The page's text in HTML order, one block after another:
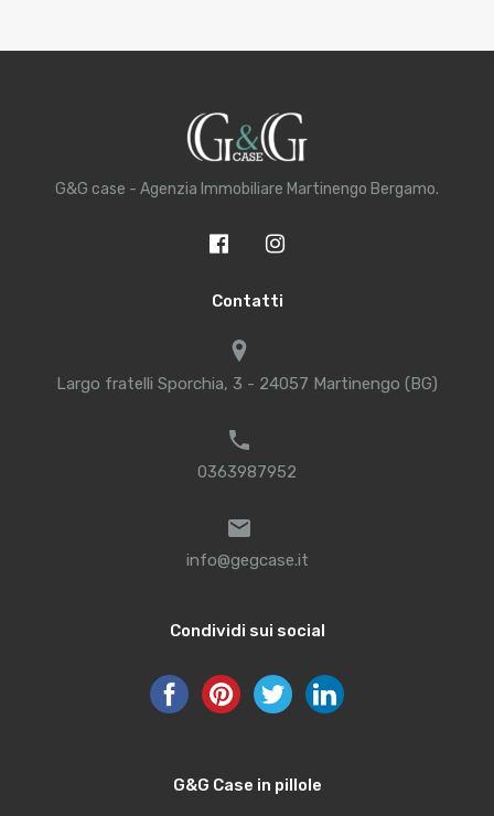
G&G case - Agenzia Immobiliare Martinengo Bergamo.
Contatti
Largo fratelli Sporchia, 3 - 24057 Martinengo (BG)
0363987952
info@gegcase.it
Condividi sui social
G&G Case in pillole